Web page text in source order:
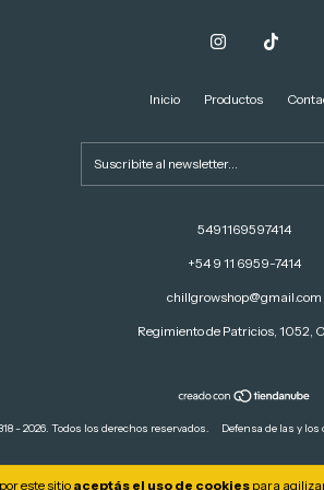
este sitio aceptás el uso de cookies para
Inicio Productos
5491169597414
+54 9 11 6959-7414
chillgrowshop@gmail.com
Regimiento de Patricios, 1052,
- 2026. Todos los derechos reservados. Defensa de las y